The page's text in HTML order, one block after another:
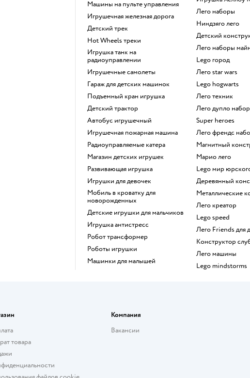
Машины на пульте управления
Игрушечная железная дорога
Детский трек
Hot Wheels треки
Игрушка танк на
радиоуправлении
Игрушечные самолеты
Гараж для детских машинок
Подъемный кран игрушка
Детский трактор
Автобус игрушечный
Игрушечная пожарная машина
Радиоуправляемые катера
Магазин детских игрушек
Развивающая игрушка
Игрушки для девочек
Мобиль в кроватку для
новорожденных
Детские игрушки для мальчиков
Игрушка антистресс
Робот трансформер
Роботы игрушки
Машинки для малышей
Лего наборы
Ниндзяго лего
Детский
Лего наборы
Lego город
Лего star wars
Lego hogwarts
Лего техник
Лего дупло
Super heroes
Лего френдс
Магнитный
Марио лего
Lego мир
Деревянный
Металлические
Лего креатор
Lego speed
Лего Friends для
Конструктор
Лего машины
Lego mindstorms
товара
Компания
Вакансии